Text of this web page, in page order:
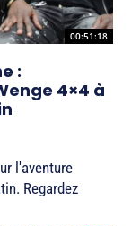
00:51:18
:
4×4 à
l'aventure
Regardez